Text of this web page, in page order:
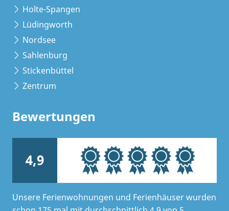
Holte-Spangen
Lüdingworth
Nordsee
Sahlenburg
Stickenbüttel
Zentrum
Bewertungen
4,9
Unsere Ferienwohnungen und Ferienhäuser wurden